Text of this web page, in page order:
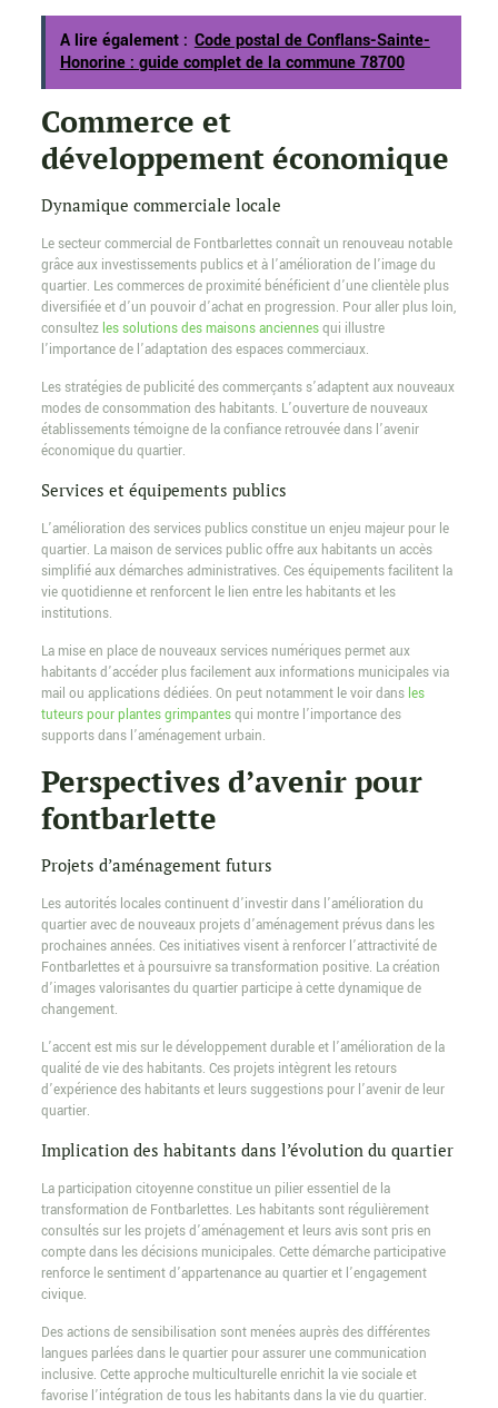
A lire également : Code postal de Conflans-Sainte-
Honorine : guide complet de la commune 78700
Commerce et
développement économique
Dynamique commerciale locale
Le secteur commercial de Fontbarlettes connaît un renouveau notable
grâce aux investissements publics et à l’amélioration de l’image du
quartier. Les commerces de proximité bénéficient d’une clientèle plus
diversifiée et d’un pouvoir d’achat en progression. Pour aller plus loin,
consultez les solutions des maisons anciennesqui illustre
l’importance de l’adaptation des espaces commerciaux.
Les stratégies de publicité des commerçants s’adaptent aux nouveaux
modes de consommation des habitants. L’ouverture de nouveaux
établissements témoigne de la confiance retrouvée dans l’avenir
économique du quartier.
Services et équipements publics
L’amélioration des services publics constitue un enjeu majeur pour le
quartier. La maison de services public offre aux habitants un accès
simplifié aux démarches administratives. Ces équipements facilitent la
vie quotidienne et renforcent le lien entre les habitants et les
institutions.
La mise en place de nouveaux services numériques permet aux
habitants d’accéder plus facilement aux informations municipales via
mail ou applications dédiées. On peut notamment le voir dans les
tuteurs pour plantes grimpantesqui montre l’importance des
supports dans l’aménagement urbain.
Perspectives d’avenir pour
fontbarlette
Projets d’aménagement futurs
Les autorités locales continuent d’investir dans l’amélioration du
quartier avec de nouveaux projets d’aménagement prévus dans les
prochaines années. Ces initiatives visent à renforcer l’attractivité de
Fontbarlettes et à poursuivre sa transformation positive. La création
d’images valorisantes du quartier participe à cette dynamique de
changement.
L’accent est mis sur le développement durable et l’amélioration de la
qualité de vie des habitants. Ces projets intègrent les retours
d’expérience des habitants et leurs suggestions pour l’avenir de leur
quartier.
Implication des habitants dans l’évolution du quartier
La participation citoyenne constitue un pilier essentiel de la
transformation de Fontbarlettes. Les habitants sont régulièrement
consultés sur les projets d’aménagement et leurs avis sont pris en
compte dans les décisions municipales. Cette démarche participative
renforce le sentiment d’appartenance au quartier et l’engagement
civique.
Des actions de sensibilisation sont menées auprès des différentes
langues parlées dans le quartier pour assurer une communication
inclusive. Cette approche multiculturelle enrichit la vie sociale et
favorise l’intégration de tous les habitants dans la vie du quartier.